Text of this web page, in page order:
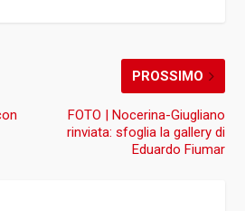
PROSSIMO
FOTO | Nocerina-Giugliano
rinviata: sfoglia la gallery di
Eduardo Fiumar